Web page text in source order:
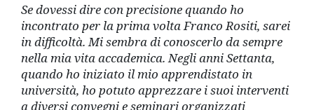
Se dovessi dire con precisione quando ho
incontrato per la prima volta Franco Rositi, sarei
in difficoltà. Mi sembra di conoscerlo da sempre
nella mia vita accademica. Negli anni Settanta,
quando ho iniziato il mio apprendistato in
università, ho potuto apprezzare i suoi interventi
a diversi convegni e seminari organizzati